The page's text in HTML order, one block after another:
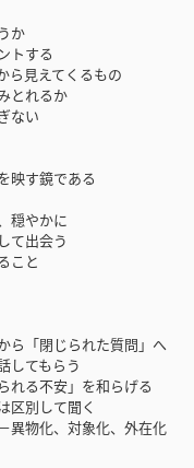
か
トする
ら見えてくるもの
とれるか
ない
映す鏡である
穏やかに
て出会う
こと
ら「閉じられた質問」へ
してもらう
れる不安」を和らげる
区別して聞く
異物化、対象化、外在化